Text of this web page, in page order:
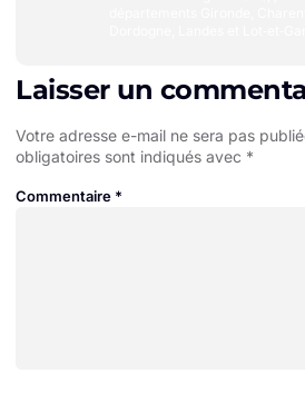
Laisser un
Votre adresse e-mail ne sera pas
obligatoires sont indiqués avec *
Commentaire *